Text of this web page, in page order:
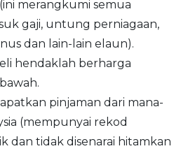
merangkumi semua
gaji, untung perniagaan,
dan lain-lain elaun).
hendaklah berharga
pinjaman dari mana-
(mempunyai rekod
dan tidak disenarai hitamkan